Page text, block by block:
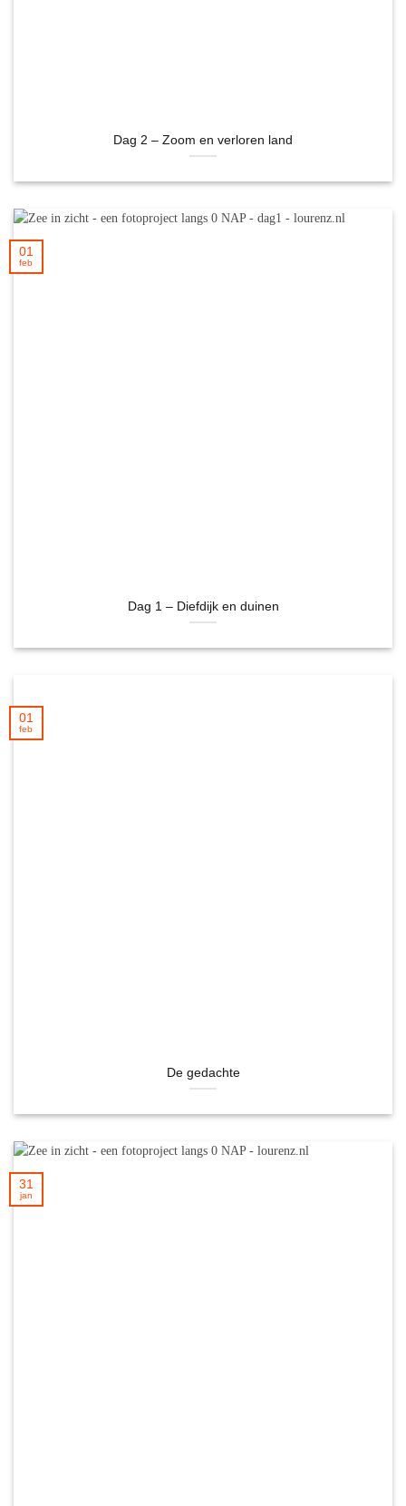
Dag 2 – Zoom en verloren land
Dag 1 – Diefdijk en duinen
01
feb
De gedachte
01
feb
31
jan